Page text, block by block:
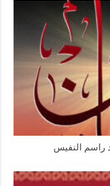
راسم النفيس